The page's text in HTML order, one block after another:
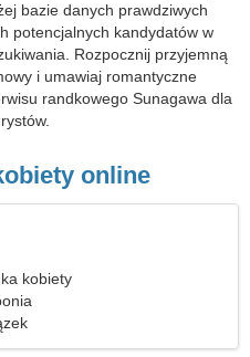
bazie danych prawdziwych
potencjalnych kandydatów w
Rozpocznij przyjemną
i umawiaj romantyczne
randkowego Sunagawa dla
online
kobiety